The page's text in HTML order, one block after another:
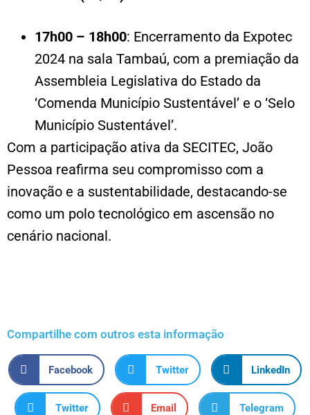
17h00 – 18h00: Encerramento da Expotec
2024 na sala Tambaú, com a premiação da
Assembleia Legislativa do Estado da
‘Comenda Município Sustentável’ e o ‘Selo
Município Sustentável’.
Com a participação ativa da SECITEC, João
Pessoa reafirma seu compromisso com a
inovação e a sustentabilidade, destacando-se
como um polo tecnológico em ascensão no
cenário nacional.
Compartilhe com outros esta informação
Facebook Twitter LinkedIn
Twitter Email Telegram